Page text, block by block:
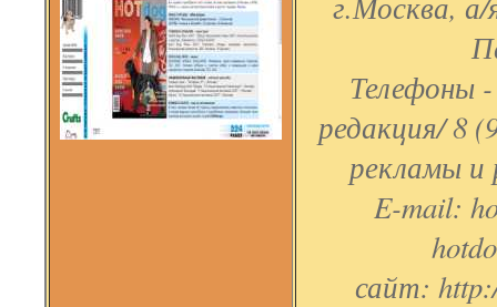
Телефоны
редакция/ 8
рекламы и
E-mail:
сайт: